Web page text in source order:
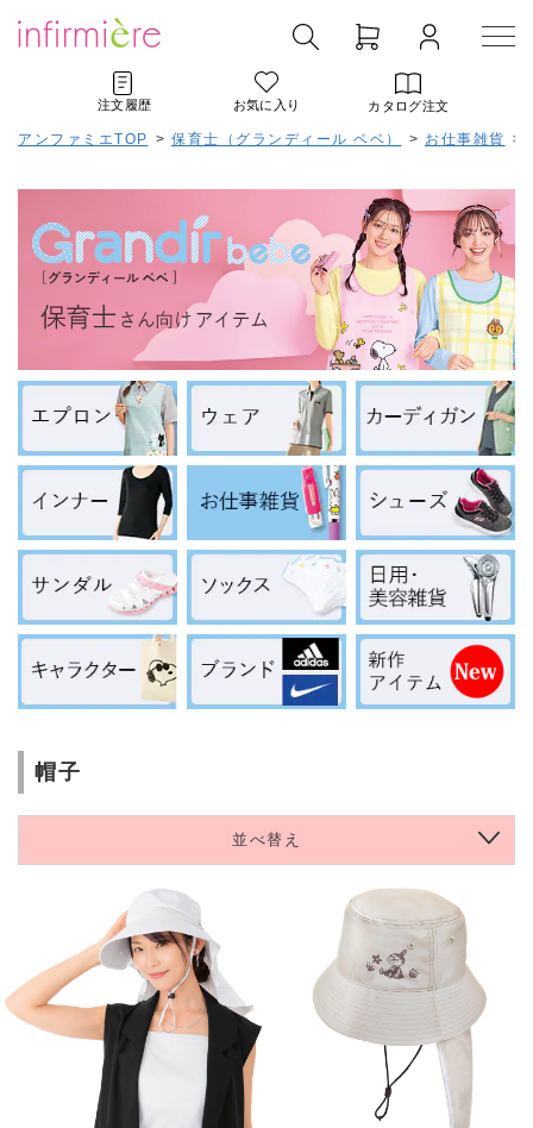
注文履歴 お気に入り カタログ注文
アンファミエTOP > 保育士（グランディール ベベ） > お仕事雑貨 >
帽子
並べ替え